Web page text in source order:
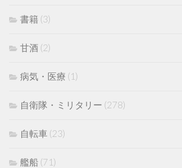
書籍 (3)
甘酒 (2)
病気・医療 (1)
自衛隊・ミリタリー (278)
自転車 (23)
艦船 (71)